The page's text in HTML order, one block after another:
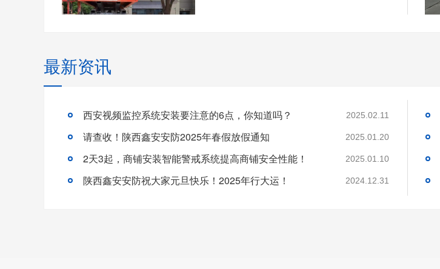
最新资讯
西安视频监控系统安装要注意的6点，你知道吗？ 2025.02.11
请查收！陕西鑫安安防2025年春假放假通知 2025.01.20
2天3起，商铺安装智能警戒系统提高商铺安全性能！ 2025.01.10
陕西鑫安安防祝大家元旦快乐！2025年行大运！ 2024.12.31